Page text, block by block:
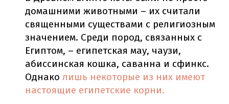
домашними животными – их считали
священными существами с религиозным
значением. Среди пород, связанных с
Египтом, – египетская мау, чаузи,
абиссинская кошка, саванна и сфинкс.
Однако лишь некоторые из них имеют
настоящие египетские корни.